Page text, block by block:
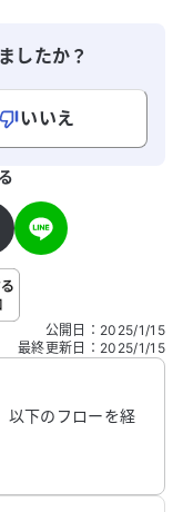
したか？
いいえ
ご自身の病気の詳細な
公開日 ： 2025/1/15
最終更新日 ： 2025/1/15
以下のフローを経